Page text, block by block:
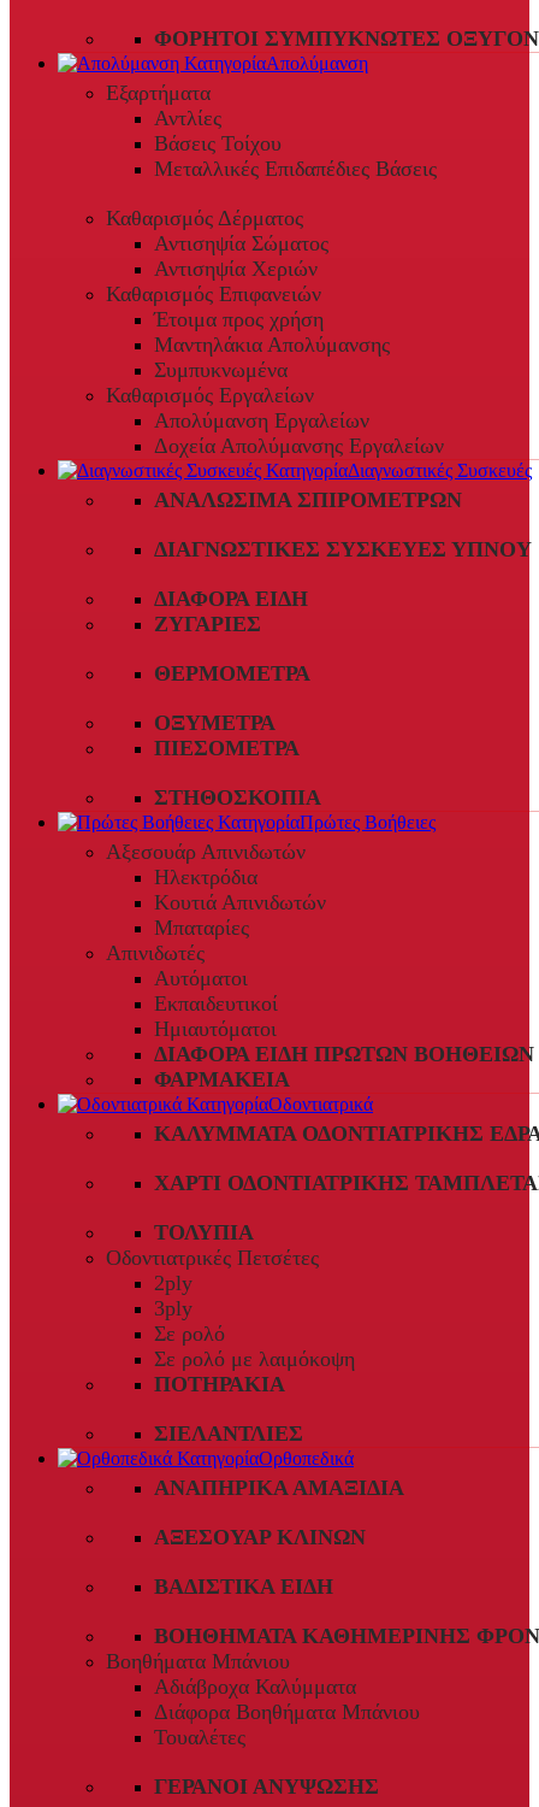
ΦΟΡΗΤΟΊ ΣΥΜΠΥΚΝΩΤΈΣ
Απολύμανση
Εξαρτήματα
Αντλίες
Βάσεις Τοίχου
Μεταλλικές Επιδαπέδιες Βάσεις
Καθαρισμός Δέρματος
Αντισηψία Σώματος
Αντισηψία Χεριών
Καθαρισμός Επιφανειών
Έτοιμα προς χρήση
Μαντηλάκια Απολύμανσης
Συμπυκνωμένα
Καθαρισμός Εργαλείων
Απολύμανση Εργαλείων
Δοχεία Απολύμανσης Εργαλείων
Διαγνωστικές Συσκευές
ΑΝΑΛΏΣΙΜΑ ΣΠΙΡΟΜΈΤΡΩΝ
ΔΙΑΓΝΩΣΤΙΚΈΣ ΣΥΣΚΕΥΈΣ ΎΠΝΟΥ
ΔΙΆΦΟΡΑ ΕΊΔΗ
ΖΥΓΑΡΙΈΣ
ΘΕΡΜΌΜΕΤΡΑ
ΟΞΎΜΕΤΡΑ
ΠΙΕΣΌΜΕΤΡΑ
ΣΤΗΘΟΣΚΌΠΙΑ
Πρώτες Βοήθειες
Αξεσουάρ Απινιδωτών
Ηλεκτρόδια
Κουτιά Απινιδωτών
Μπαταρίες
Απινιδωτές
Αυτόματοι
Εκπαιδευτικοί
Ημιαυτόματοι
ΔΙΆΦΟΡΑ ΕΊΔΗ ΠΡΏΤΩΝ ΒΟΗΘΕΙΏΝ
ΦΑΡΜΑΚΕΊΑ
Οδοντιατρικά
ΚΑΛΎΜΜΑΤΑ ΟΔΟΝΤΙΑΤΡΙΚΉΣ
ΧΑΡΤΊ ΟΔΟΝΤΙΑΤΡΙΚΉΣ
ΤΟΛΎΠΙΑ
Οδοντιατρικές Πετσέτες
2ply
3ply
Σε ρολό
Σε ρολό με λαιμόκοψη
ΠΟΤΗΡΆΚΙΑ
ΣΙΕΛΑΝΤΛΊΕΣ
Ορθοπεδικά
ΑΝΑΠΗΡΙΚΆ ΑΜΑΞΊΔΙΑ
ΑΞΕΣΟΥΆΡ ΚΛΙΝΏΝ
ΒΑΔΙΣΤΙΚΆ ΕΊΔΗ
ΒΟΗΘΉΜΑΤΑ ΚΑΘΗΜΕΡΙΝΉΣ
Βοηθήματα Μπάνιου
Αδιάβροχα Καλύμματα
Διάφορα Βοηθήματα Μπάνιου
Τουαλέτες
ΓΕΡΑΝΟΊ ΑΝΎΨΩΣΗΣ